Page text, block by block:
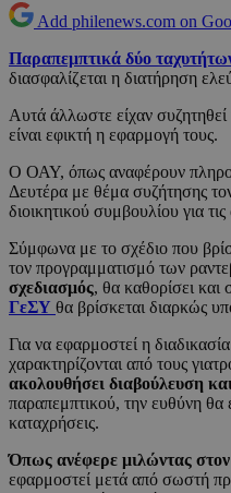
Add philenews.com on
Παραπεμπτικά δύο
διασφαλίζεται η διατήρηση
Αυτά άλλωστε είχαν
είναι εφικτή η εφαρμογή τους.
Ο ΟΑΥ, όπως αναφέρουν
Δευτέρα με θέμα συζήτησης
διοικητικού συμβουλίου για τις
Σύμφωνα με το σχέδιο που
τον προγραμματισμό των
σχεδιασμός, θα καθορίσει και
ΓεΣΥ θα βρίσκεται διαρκώς
Για να εφαρμοστεί η
χαρακτηρίζονται από τους
ακολουθήσει διαβούλευση
παραπεμπτικού, την ευθύνη θα
καταχρήσεις.
Όπως ανέφερε μιλώντας
εφαρμοστεί μετά από σωστή